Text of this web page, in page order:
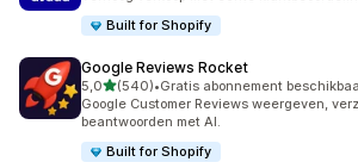
Built for Shopify
Google Reviews Rocket
5,0van 5 sterren
(540)
540 recensies in totaal
•Gratis abonnement
Google Customer Reviews weergeven,
beantwoorden met AI.
Built for Shopify